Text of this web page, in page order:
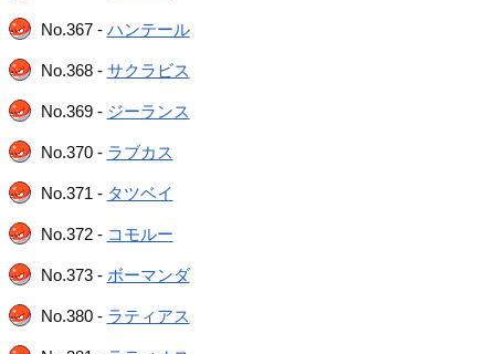
No.367 - ハンテール
No.368 - サクラビス
No.369 - ジーランス
No.370 - ラブカス
No.371 - タツベイ
No.372 - コモルー
No.373 - ボーマンダ
No.380 - ラティアス